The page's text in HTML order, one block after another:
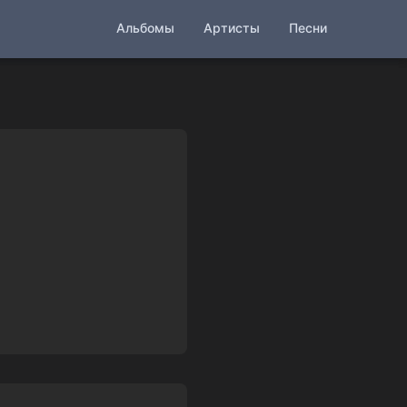
Альбомы Артисты Песни